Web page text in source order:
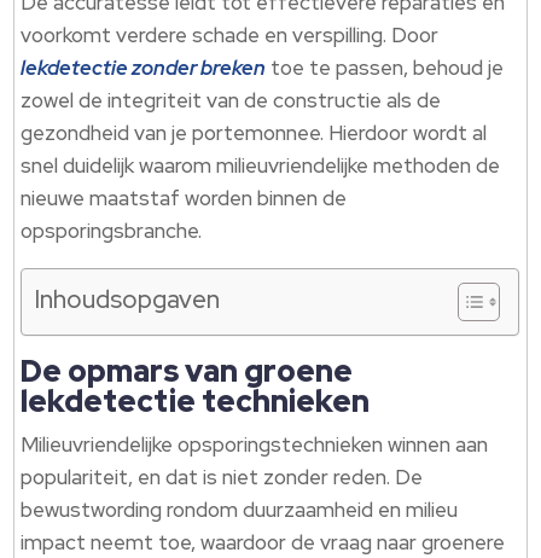
voorkomt verdere schade en verspilling. Door
lekdetectie zonder breken toe te passen, behoud je
zowel de integriteit van de constructie als de
gezondheid van je portemonnee. Hierdoor wordt al
snel duidelijk waarom milieuvriendelijke methoden de
nieuwe maatstaf worden binnen de
opsporingsbranche.
Inhoudsopgaven
De opmars van groene
lekdetectie technieken
Milieuvriendelijke opsporingstechnieken winnen aan
populariteit, en dat is niet zonder reden. De
bewustwording rondom duurzaamheid en milieu
impact neemt toe, waardoor de vraag naar groenere